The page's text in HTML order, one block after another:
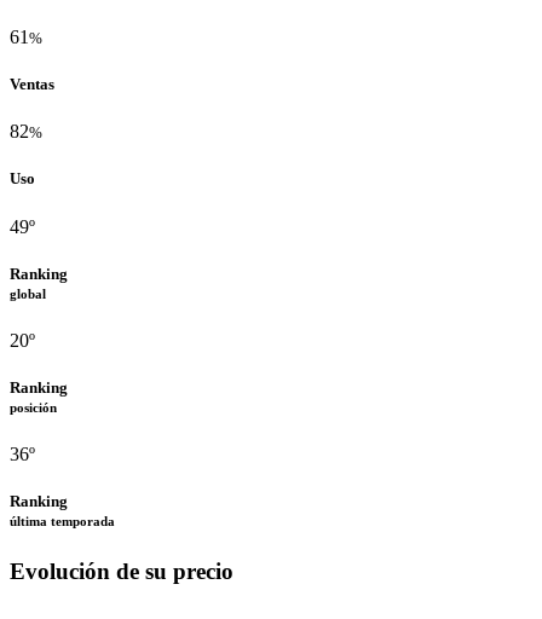
61 %
Ventas
82%
Uso
49º
Ranking
global
20º
Ranking
posición
36º
Ranking
última temporada
Evolución de su precio